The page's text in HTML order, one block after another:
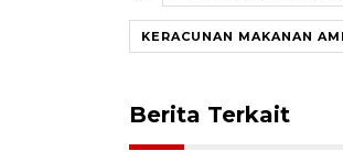
KERACUNAN MAKANAN
Berita Terkait